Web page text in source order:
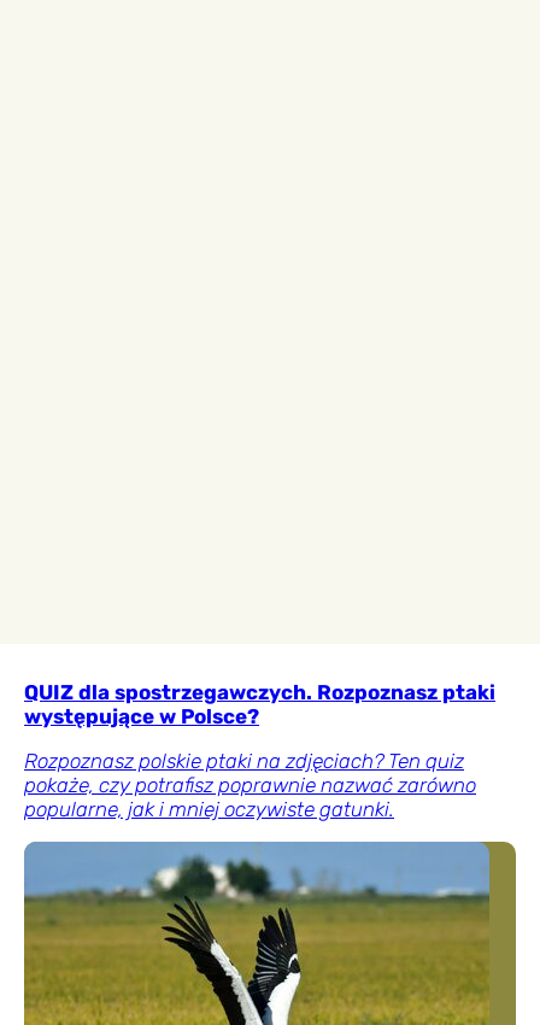
QUIZ dla spostrzegawczych. Rozpoznasz ptaki
występujące w Polsce?
Rozpoznasz polskie ptaki na zdjęciach? Ten quiz
pokaże, czy potrafisz poprawnie nazwać zarówno
popularne, jak i mniej oczywiste gatunki.